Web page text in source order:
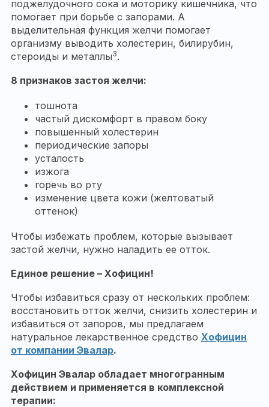
поджелудочного сока и моторику кишечника, что
помогает при борьбе с запорами. А
выделительная функция желчи помогает
организму выводить холестерин, билирубин,
стероиды и металлы3.
8 признаков застоя желчи:
тошнота
частый дискомфорт в правом боку
повышенный холестерин
периодические запоры
усталость
изжога
горечь во рту
изменение цвета кожи (желтоватый
оттенок)
Чтобы избежать проблем, которые вызывает
застой желчи, нужно наладить ее отток.
Единое решение – Хофицин!
Чтобы избавиться сразу от нескольких проблем:
восстановить отток желчи, снизить холестерин и
избавиться от запоров, мы предлагаем
натуральное лекарственное средство Хофицин
от компании Эвалар.
Хофицин Эвалар обладает многогранным
действием и применяется в комплексной
терапии: